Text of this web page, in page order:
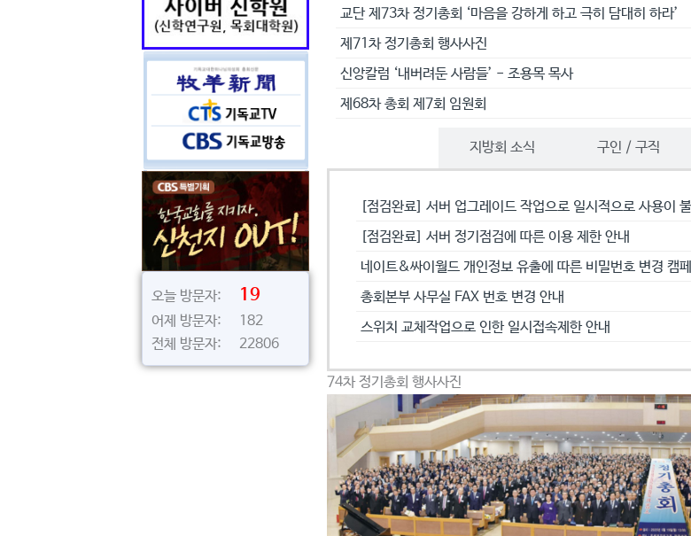
오늘 방문자: 19
어제 방문자: 182
전체 방문자: 22806
교단 제73차 정기총회 ‘마음을 강하게 하고 극히 담대히 하라’
제71차 정기총회 행사사진
신앙칼럼 ‘내버려둔 사람들’ - 조용목 목사
제68차 총회 제7회 임원회
지방회 소식 구인 / 구직
[점검완료] 서버 업그레이드 작업으로 일시적으로 사용이
[점검완료] 서버 정기점검에 따른 이용 제한 안내
네이트&싸이월드 개인정보 유출에 따른 비밀번호 변경 캠
총회본부 사무실 FAX 번호 변경 안내
스위치 교체작업으로 인한 일시접속제한 안내
74차 정기총회 행사사진